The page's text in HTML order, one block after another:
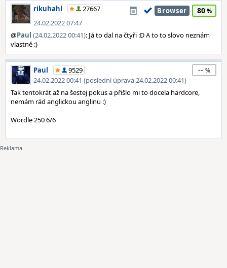
rikuhahl
27667
24.02.2022 07:47
Browser 80
@Paul (24.02.2022 00:41): Já to dal na čtyři :D A to to slovo neznám
vlastně :)
Paul
9529
24.02.2022 00:41 (poslední úprava 24.02.2022 00:41)
--
Tak tentokrát až na šestej pokus a přišlo mi to docela hardcore,
nemám rád anglickou anglinu :)
Wordle 250 6/6